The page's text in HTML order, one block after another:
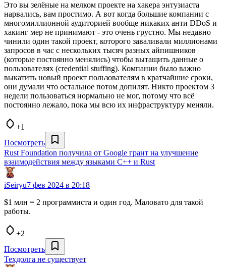
Это вы зелёные на мелком проекте на хакера энтузиаста
нарвались, вам простимо. А вот когда большие компании с
многомиллионной аудиторией вообще никаких анти DDoS и
хакинг мер не принимают - это очень грустно. Мы недавно
чинили один такой проект, которого заваливали миллионами
запросов в час с нескольких тысяч разных айпишников
(которые постоянно менялись) чтобы вытащить данные о
пользователях (credential stuffing). Компании было важно
выкатить новый проект пользователям в кратчайшие сроки,
они думали что остальное потом допилят. Никто проектом 3
недели пользоваться нормально не мог, потому что всё
постоянно лежало, пока мы всю их инфраструктуру меняли.
+1
Посмотреть
Rust Foundation получила от Google грант на улучшение
взаимодействия между языками C++ и Rust
iSeiryu7 фев 2024 в 20:18
$1 млн = 2 программиста и один год. Маловато для такой
работы.
+2
Посмотреть
Техдолга не существует